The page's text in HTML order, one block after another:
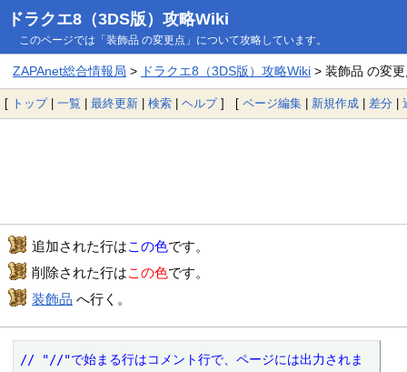
ドラクエ8（3DS版）攻略Wiki
このページでは「装飾品 の変更点」について攻略しています。
ZAPAnet総合情報局 > ドラクエ8（3DS版）攻略Wiki> 装飾品 の変
[ トップ| 一覧 | 最終更新 | 検索 | ヘルプ] [ ページ編集 | 新規作成 | 差分 |
追加された行はこの色です。
削除された行はこの色です。
装飾品 へ行く。
// "//"で始まる行はコメント行で、ページには出力されま